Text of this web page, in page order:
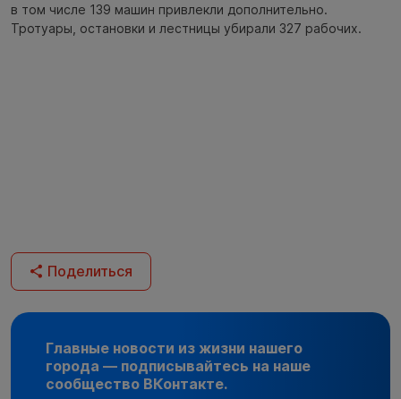
в том числе 139 машин привлекли дополнительно.
Тротуары, остановки и лестницы убирали 327 рабочих.
Поделиться
Главные новости из жизни нашего
города — подписывайтесь на наше
сообщество ВКонтакте.